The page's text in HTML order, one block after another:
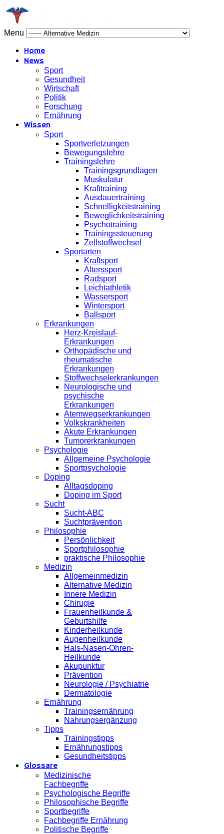
Menu
Home
News
Sport
Gesundheit
Wirtschaft
Politik
Forschung
Ernährung
Wissen
Sport
Sportverletzungen
Bewegungslehre
Trainingslehre
Trainingsgrundlagen
Muskulatur
Krafttraining
Ausdauertraining
Schnelligkeitstraining
Beweglichkeitstraining
Psychotraining
Trainingssteuerung
Zellstoffwechsel
Sportarten
Kraftsport
Alterssport
Radsport
Leichtathletik
Wassersport
Wintersport
Ballsport
Erkrankungen
Herz-Kreislauf-
Erkrankungen
Orthopädische und
rheumatische
Erkrankungen
Stoffwechselerkrankungen
Neurologische und
psychische
Erkrankungen
Atemwegserkrankungen
Volkskrankheiten
Akute Erkrankungen
Tumorerkrankungen
Psychologie
Allgemeine Psychologie
Sportpsychologie
Doping
Alltagsdoping
Doping im Sport
Sucht
Sucht-ABC
Suchtprävention
Philosophie
Persönlichkeit
Sportphilosophie
praktische Philosophie
Medizin
Allgemeinmedizin
Alternative Medizin
Innere Medizin
Chirugie
Frauenheilkunde &
Geburtshilfe
Kinderheilkunde
Augenheilkunde
Hals-Nasen-Ohren-
Heilkunde
Akupunktur
Prävention
Neurologie / Psychiatrie
Dermatologie
Ernährung
Trainingsernährung
Nahrungsergänzung
Tipps
Trainingstipps
Ernährungstipps
Gesundheitstipps
Glossare
Medizinische
Fachbegriffe
Psychologische Begriffe
Philosophische Begriffe
Sportbegriffe
Fachbegriffe Ernährung
Politische Begriffe